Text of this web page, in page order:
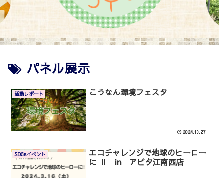
パネル展示
活動レポート こうなん環境フェスタ
2024.10.27
SDGsイベント
エコチャレンジで地球のヒーロー
に ‼ in アピタ江南西店